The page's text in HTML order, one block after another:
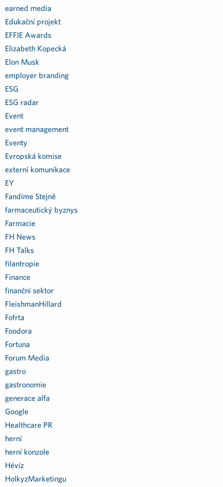
earned media
Edukační projekt
EFFIE Awards
Elizabeth Kopecká
Elon Musk
employer branding
ESG
ESG radar
Event
event management
Eventy
Evropská komise
externí komunikace
EY
Fandíme Stejně
farmaceutický byznys
Farmacie
FH News
FH Talks
filantropie
Finance
finanční sektor
FleishmanHillard
Fofrta
Foodora
Fortuna
Forum Media
gastro
gastronomie
generace alfa
Google
Healthcare PR
herní
herní konzole
Hévíz
HolkyzMarketingu